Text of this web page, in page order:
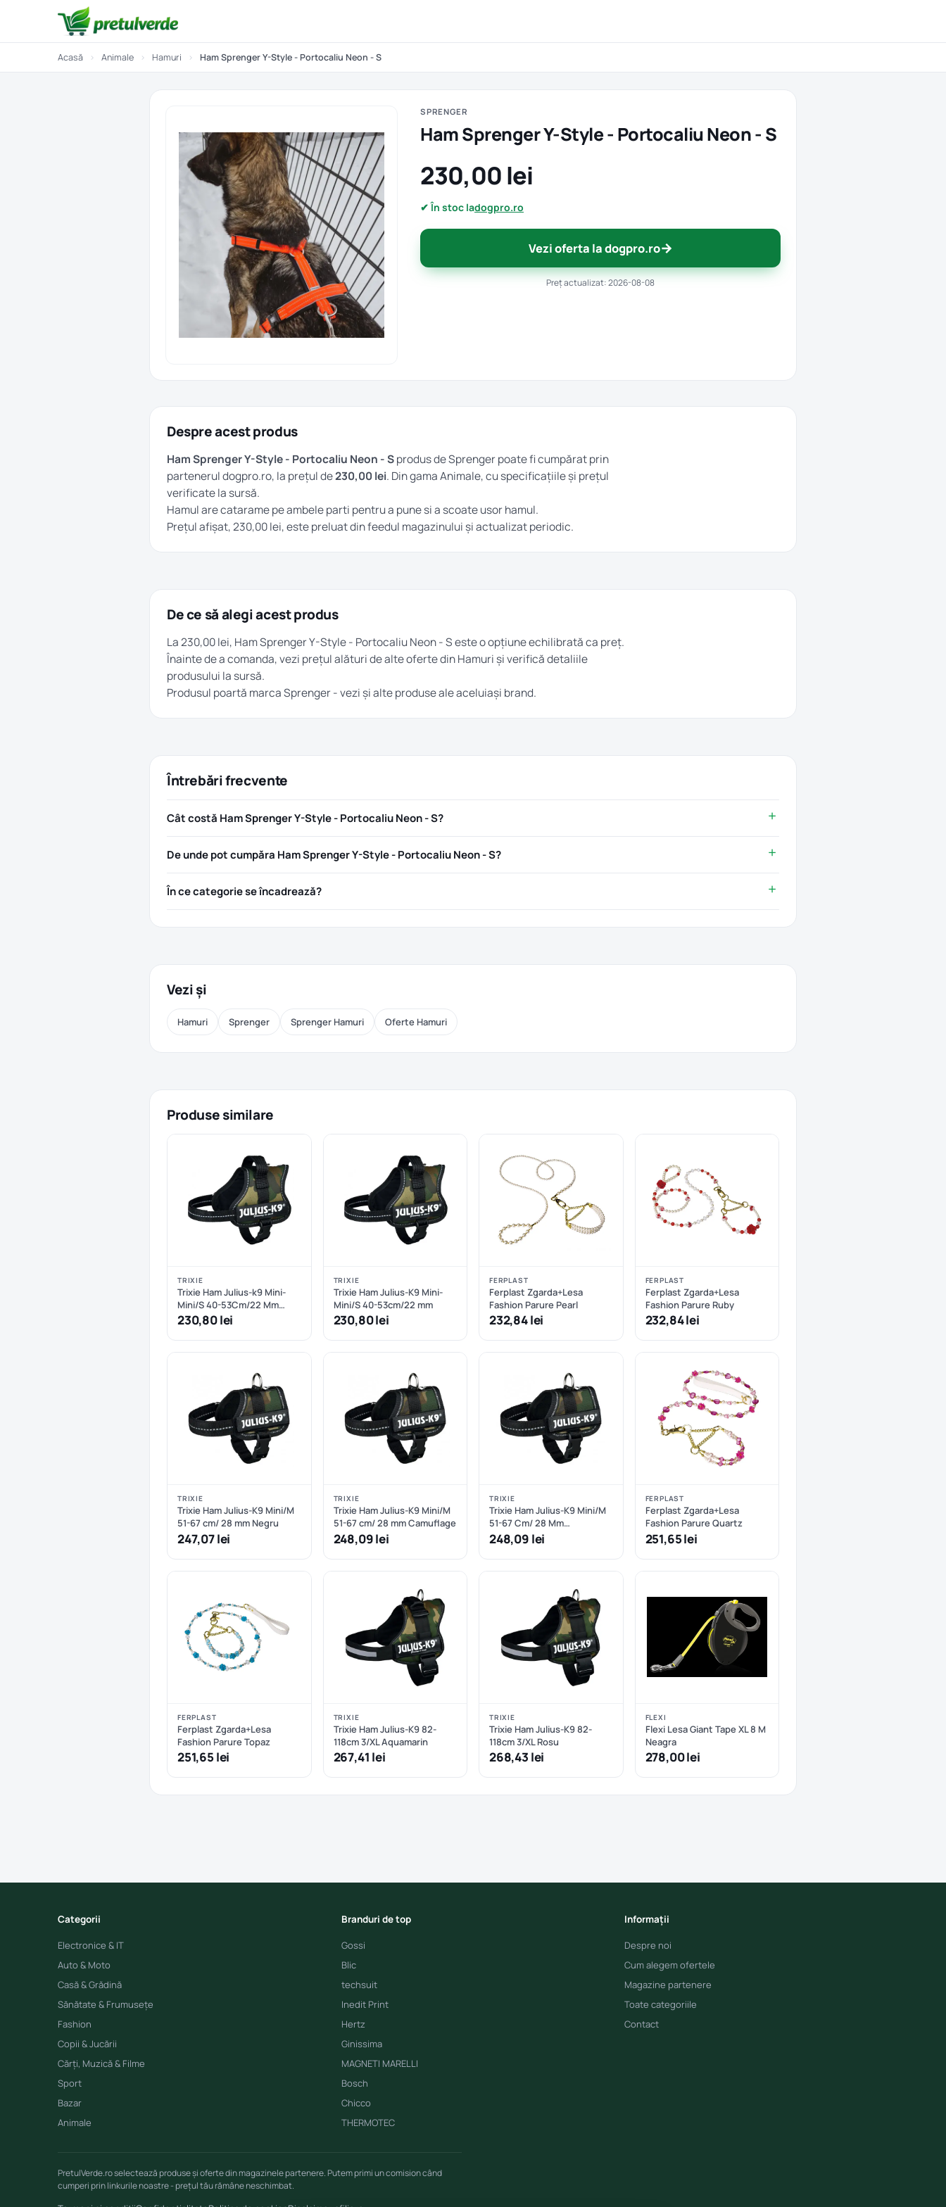
Acasă › Animale › Hamuri › Ham Sprenger Y-Style - Portocaliu Neon - S
SPRENGER
Ham Sprenger Y-Style - Portocaliu Neon - S
230,00 lei
✔ În stoc ladogpro.ro
Vezi oferta la dogpro.ro→
Preț actualizat: 2026-08-08
Despre acest produs
Ham Sprenger Y-Style - Portocaliu Neon - Sprodus de Sprenger poate fi cumpărat prin
partenerul dogpro.ro, la prețul de230,00 lei. Din gamaAnimale, cu specificațiile și prețul
verificate la sursă.
Hamul are catarame pe ambele parti pentru a pune si a scoate usor hamul.
Prețul afișat, 230,00 lei, este preluat din feedul magazinului și actualizat periodic.
De ce să alegi acest produs
La 230,00 lei, Ham Sprenger Y-Style - Portocaliu Neon - S este o opțiune echilibrată ca preț.
Înainte de a comanda, vezi prețul alături de alte oferte dinHamuri și verifică detaliile
produsului la sursă.
Produsul poartă marcaSprenger- vezi și alte produse ale aceluiași brand.
Întrebări frecvente
Cât costă Ham Sprenger Y-Style - Portocaliu Neon - S?
De unde pot cumpăra Ham Sprenger Y-Style - Portocaliu Neon - S?
În ce categorie se încadrează?
Vezi și
Hamuri Sprenger Sprenger Hamuri Oferte Hamuri
Produse similare
TRIXIE
Trixie Ham Julius-k9 Mini-
Mini/S 40-53Cm/22 Mm
Camuflage
230,80 lei
TRIXIE
Trixie Ham Julius-K9 Mini-
Mini/S 40-53cm/22 mm
230,80 lei
FERPLAST
Ferplast Zgarda+Lesa
Fashion Parure Pearl
232,84 lei
FERPLAST
Ferplast Zgarda+Lesa
Fashion Parure Ruby
232,84 lei
TRIXIE
Trixie Ham Julius-K9 Mini/M
51-67 cm/ 28 mm Negru
247,07 lei
TRIXIE
Trixie Ham Julius-K9 Mini/M
51-67 cm/ 28 mm Camuflage
248,09 lei
TRIXIE
Trixie Ham Julius-K9 Mini/M
51-67 Cm/ 28 Mm
Camuflage
248,09 lei
FERPLAST
Ferplast Zgarda+Lesa
Fashion Parure Quartz
251,65 lei
FERPLAST
Ferplast Zgarda+Lesa
Fashion Parure Topaz
251,65 lei
TRIXIE
Trixie Ham Julius-K9 82-
118cm 3/XL Aquamarin
267,41 lei
TRIXIE
Trixie Ham Julius-K9 82-
118cm 3/XL Rosu
268,43 lei
FLEXI
Flexi Lesa Giant Tape XL 8 M
Neagra
278,00 lei
Categorii
Electronice & IT
Auto & Moto
Casă & Grădină
Sănătate & Frumusețe
Fashion
Copii & Jucării
Cărți, Muzică & Filme
Sport
Bazar
Animale
Branduri de top
Gossi
Blic
techsuit
Inedit Print
Hertz
Ginissima
MAGNETI MARELLI
Bosch
Chicco
THERMOTEC
Informații
Despre noi
Cum alegem ofertele
Magazine partenere
Toate categoriile
Contact
PretulVerde.ro selectează produse și oferte din magazinele partenere. Putem primi un comision când
cumperi prin linkurile noastre - prețul tău rămâne neschimbat.